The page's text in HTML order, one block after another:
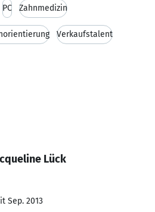
PC Zahnmedizin
Verkaufstalent
Lück
Sep. 2013